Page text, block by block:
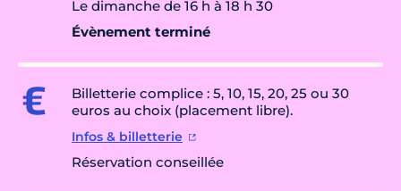
Le dimanche de 16 h à 18 h 30
Évènement terminé
Billetterie complice : 5, 10, 15, 20, 25 ou 30
euros au choix (placement libre).
Infos & billetterie
Réservation conseillée